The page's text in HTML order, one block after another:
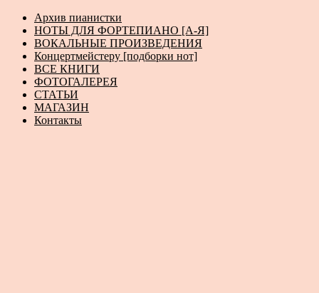
Архив пианистки
НОТЫ ДЛЯ ФОРТЕПИАНО [А-Я]
ВОКАЛЬНЫЕ ПРОИЗВЕДЕНИЯ
Концертмейстеру [подборки нот]
ВСЕ КНИГИ
ФОТОГАЛЕРЕЯ
СТАТЬИ
МАГАЗИН
Контакты